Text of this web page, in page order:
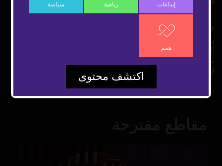
قتلى وجرحى في مجزرة جماعية بجامعة روسية طالب جامعي
روسي يفتح النار على المدرسين والطلاب في جامعة بيرم
شاب عربي تم إلقاء القبض على الجاني بعد إصابته في تبادل
لإطلاق النار مع الشرطة
مقاطع مقترحة
إبداعات رياضة سياسة
همم
اكتشف محتوى